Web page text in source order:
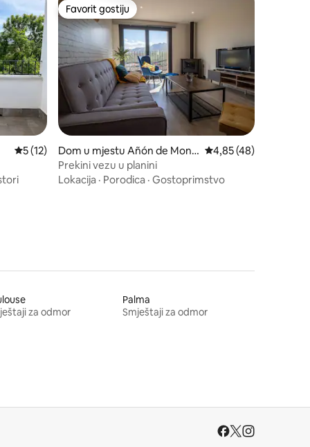
Prosječna ocjena: 5 od 5, recenzija: 12
5 (12)
Favorit gostiju
Favorit gostiju
Dom u mjestu Añón de Monc
ayo
Prosječna ocjena:
4,85 (48)
Prekini vezu u planini
Lokacija · Porodica · Gostoprimstvo
za odmor
Palma
Smještaji za odmor